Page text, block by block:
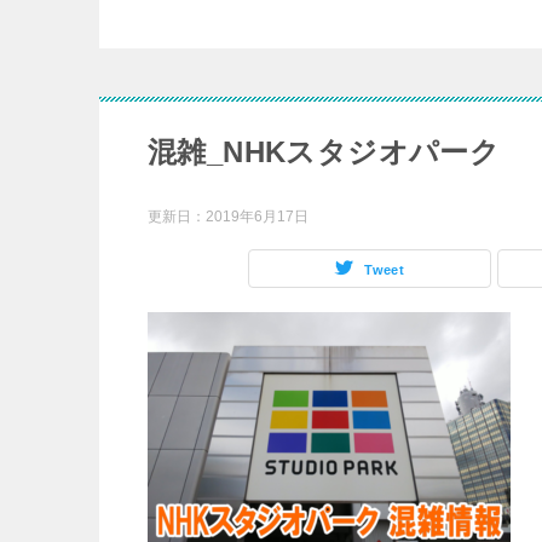
混雑_NHKスタジオパーク
更新日： 2019年6月17日
Tweet